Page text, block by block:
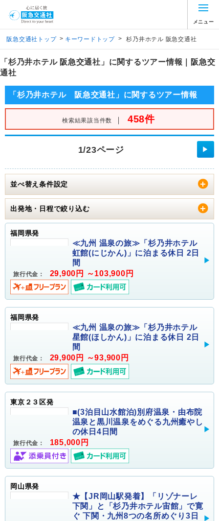
メニュー
阪急交通社トップ > キーワードトップ > 杉乃井ホテル 阪急交通社
「杉乃井ホテル 阪急交通社」に関するツアー情報｜阪急交
通社
「杉乃井ホテル 阪急交通社」に関するツアー情報
検索結果該当件数 ｜ 458件
1/23ページ ▶
並べ替え条件設定
出発地・日程で絞り込む
福岡県発
≪九州 温泉の旅≫「杉乃井ホテル
虹館(にじかん)」に泊まる休日 2日
間
旅行代金： 29,900円 ～103,900円
福岡県発
≪九州 温泉の旅≫「杉乃井ホテル
星館(ほしかん)」に泊まる休日 2日
間
旅行代金： 29,900円 ～93,900円
東京２３区発
■(3泊目山水館泊)別府温泉・由布院
温泉と黒川温泉をめぐる九州癒やし
の休日4日間
旅行代金： 185,000円
岡山県発
★【JR岡山駅発着】「リゾナーレ
下関」と「杉乃井ホテル宙館」で寛
ぐ 下関・九州8つの名所めぐり3日